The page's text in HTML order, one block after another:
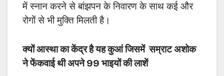
में स्नान करने से बांझपन के निवारण के साथ कई और
रोगों से भी मुक्ति मिलती है।
क्यों आस्था का केंद्र है यह कुआं जिसमें सम्राट अशोक
ने फेंकवाई थी अपने 99 भाइयों की लाशें